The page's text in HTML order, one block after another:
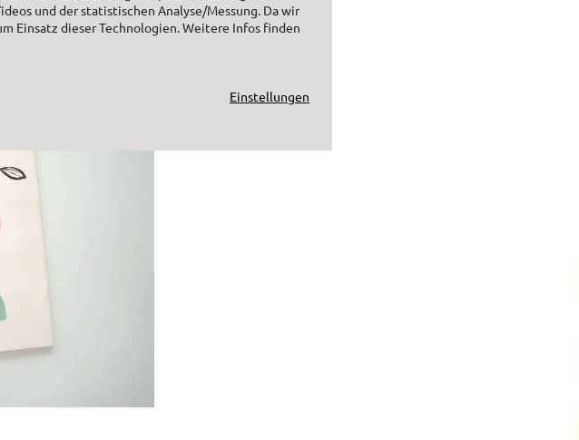
und der statistischen Analyse/Messung. Da wir
Einsatz dieser Technologien. Weitere Infos finden
Einstellungen